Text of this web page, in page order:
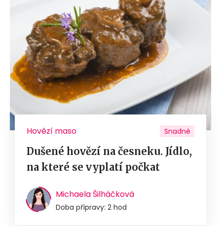
Hovězí maso Snadné
Dušené hovězí na česneku. Jídlo,
na které se vyplatí počkat
Michaela Šilháčková
Doba přípravy: 2 hod